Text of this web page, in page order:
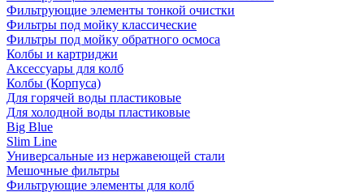
Фильтрующие элементы тонкой очистки
Фильтры под мойку классические
Фильтры под мойку обратного осмоса
Колбы и картриджи
Аксессуары для колб
Колбы (Корпуса)
Для горячей воды пластиковые
Для холодной воды пластиковые
Big Blue
Slim Line
Универсальные из нержавеющей стали
Мешочные фильтры
Фильтрующие элементы для колб